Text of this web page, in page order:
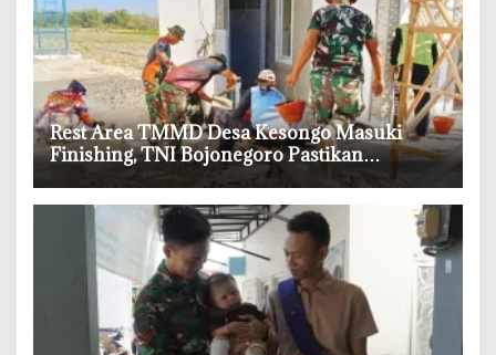
‎Rest Area TMMD Desa Kesongo Masuki
Finishing, TNI Bojonegoro Pastikan
Bangunan Kokoh dan Nyaman